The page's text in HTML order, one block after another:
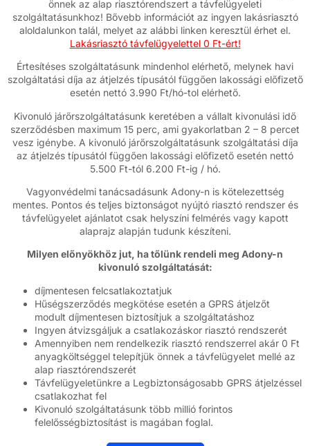
önnek az alap riasztórendszert a távfelügyeleti
szolgáltatásunkhoz! Bővebb információt az ingyen lakásriasztó
aloldalunkon talál, melyet az alábbi linken keresztül érhet el.
Lakásriasztó távfelügyelettel 0 Ft-ért!
Értesítéses szolgáltatásunk mindenhol elérhető, melynek havi
szolgáltatási díja az átjelzés típusától függően lakossági előfizető
esetén nettó 3.990 Ft/hó-tol elérhető.
Kivonuló járőrszolgáltatásunk keretében a vállalt kivonulási idő
szerződésben maximum 15 perc, ami gyakorlatban 2 – 8 percet
vesz igénybe. A kivonuló járőrszolgáltatásunk szolgáltatási díja
az átjelzés típusától függően lakossági előfizető esetén nettó
5.500 Ft-tól 6.200 Ft-ig / hó.
Vagyonvédelmi tanácsadásunk Adony-n is kötelezettség
mentes. Pontos és teljes biztonságot nyújtó riasztó rendszer és
távfelügyelet ajánlatot csak helyszíni felmérés vagy kapott
alaprajz alapján tudunk készíteni.
Milyen előnyökhöz jut, ha tőlünk rendeli meg Adony-n
kivonuló szolgáltatását:
díjmentesen felcsatlakoztatjuk
Hűségszerződés megkötése esetén a GPRS átjelzőt
modult díjmentesen biztosítjuk a szolgáltatáshoz
Ingyen átvizsgáljuk a csatlakozáskor riasztó rendszerét
Amennyiben nem rendelkezik riasztó rendszerrel akár 0 Ft
anyagköltséggel telepítjük önnek a távfelügyelet mellé az
alap riasztórendszerét
Távfelügyeletünkre a Legbiztonságosabb GPRS átjelzéssel
csatlakozhat fel
Kivonuló szolgáltatásunk több millió forintos
felelősségbiztosítást is magában foglal.